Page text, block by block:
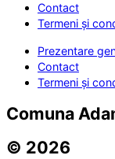
Contact
Termeni și
Prezentare
Contact
Termeni și
Comuna
© 2026